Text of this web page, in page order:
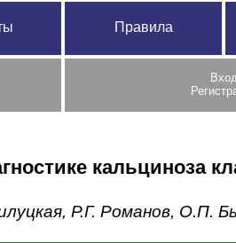
Правила
кальциноза
Р.Г. Романов, О.П.